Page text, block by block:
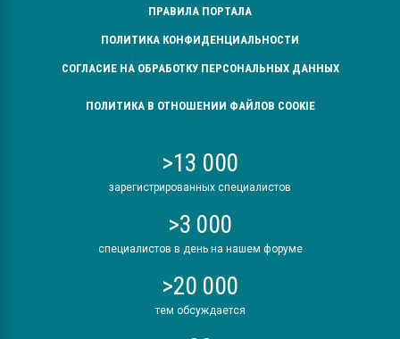
ПРАВИЛА ПОРТАЛА
ПОЛИТИКА КОНФИДЕНЦИАЛЬНОСТИ
СОГЛАСИЕ НА ОБРАБОТКУ ПЕРСОНАЛЬНЫХ ДАННЫХ
ПОЛИТИКА В ОТНОШЕНИИ ФАЙЛОВ COOKIE
>13 000
зарегистрированных специалистов
>3 000
специалистов в день на нашем форуме
>20 000
тем обсуждается